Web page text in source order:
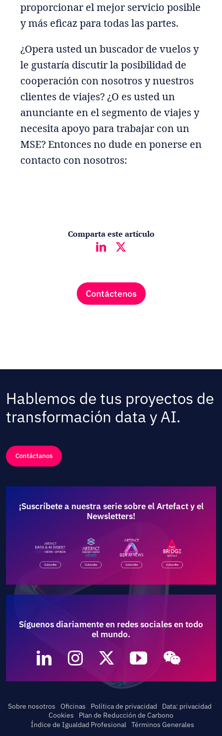
proporcionar el mejor servicio posible
y más eficaz para todas las partes.
¿Opera usted un buscador de vuelos y
le gustaría discutir la posibilidad de
cooperación con nosotros y nuestros
clientes de viajes? ¿O es usted un
anunciante en el segmento de viajes y
necesita apoyo para trabajar con un
MSE? Entonces no dude en ponerse en
contacto con nosotros:
Comparta este artículo
Contáctenos
Hablemos de tus proyectos de
transformación data y AI.
Contáctanos
¡Suscríbete a nuestra serie sobre el Artefact y el
Newsletters!
Síguenos diariamente en redes sociales en todo
el mundo.
Sobre nosotros Oficinas Política de privacidad
Data: privacidad
Cookies
Plan de Reducción de Carbono
Índice de Igualdad Profesional Términos Generales